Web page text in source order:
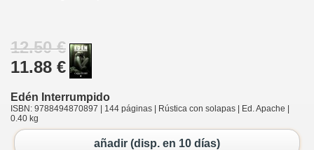
12.50 €
11.88 €
Edén Interrumpido
ISBN: 9788494870897 | 144 páginas | Rústica con solapas | Ed. Apache |
0.40 kg
añadir (disp. en 10 días)